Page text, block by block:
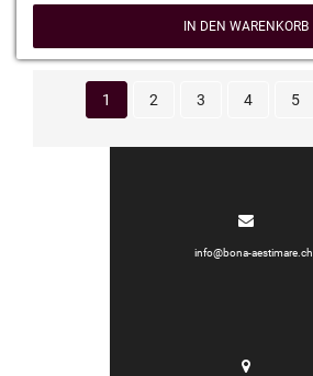
IN DEN WARENKORB
1 2 3 4 5
info@bona-aestimare.ch